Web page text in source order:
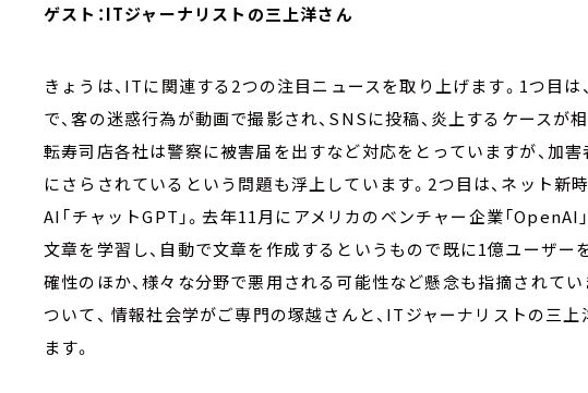
ゲスト：ITジャーナリストの三上洋さん
きょうは、ITに関連する2つの注目ニュースを取り上げます。1つ目
で、客の迷惑行為が動画で撮影され、SNSに投稿、炎上するケースが
転寿司店各社は警察に被害届を出すなど対応をとっていますが、加
にさらされているという問題も浮上しています。2つ目は、ネット新
AI「チャットGPT」。去年11月にアメリカのベンチャー企業「
文章を学習し、自動で文章を作成するというもので既に1億ユーザー
確性のほか、様々な分野で悪用される可能性など懸念も指摘されて
ついて、 情報社会学がご専門の塚越さんと、ITジャーナリストの三
ます。